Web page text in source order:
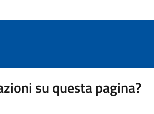
su questa pagina?